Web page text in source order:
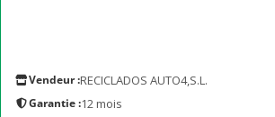
Vendeur :RECICLADOS AUTO4,S.L.
Garantie :12 mois